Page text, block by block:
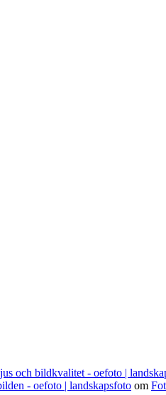
och bildkvalitet - oefoto |
- oefoto | landskapsfoto om